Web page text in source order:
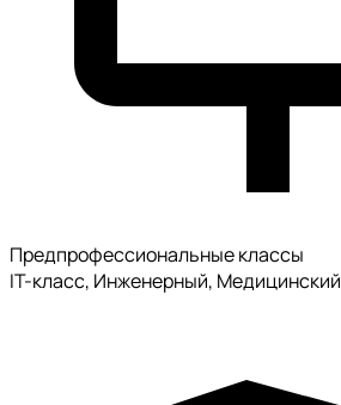
Предпрофессиональные классы
IT-класс, Инженерный, Медицинский